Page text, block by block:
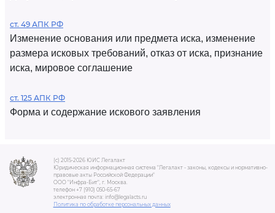
ст. 49 АПК РФ
Изменение основания или предмета иска, изменение
размера исковых требований, отказ от иска, признание
иска, мировое соглашение
ст. 125 АПК РФ
Форма и содержание искового заявления
(c) 2015-2026 ЮИС Легалакт
Юридическая информационная система "Легалакт - законы, кодексы и нормативно-
правовые акты Российской Федерации"
ООО "Инфра-Бит", г. Москва.
телефон +7 (910) 050-65-67
электронная почта: info@legalacts.ru
Политика по обработке персональных данных